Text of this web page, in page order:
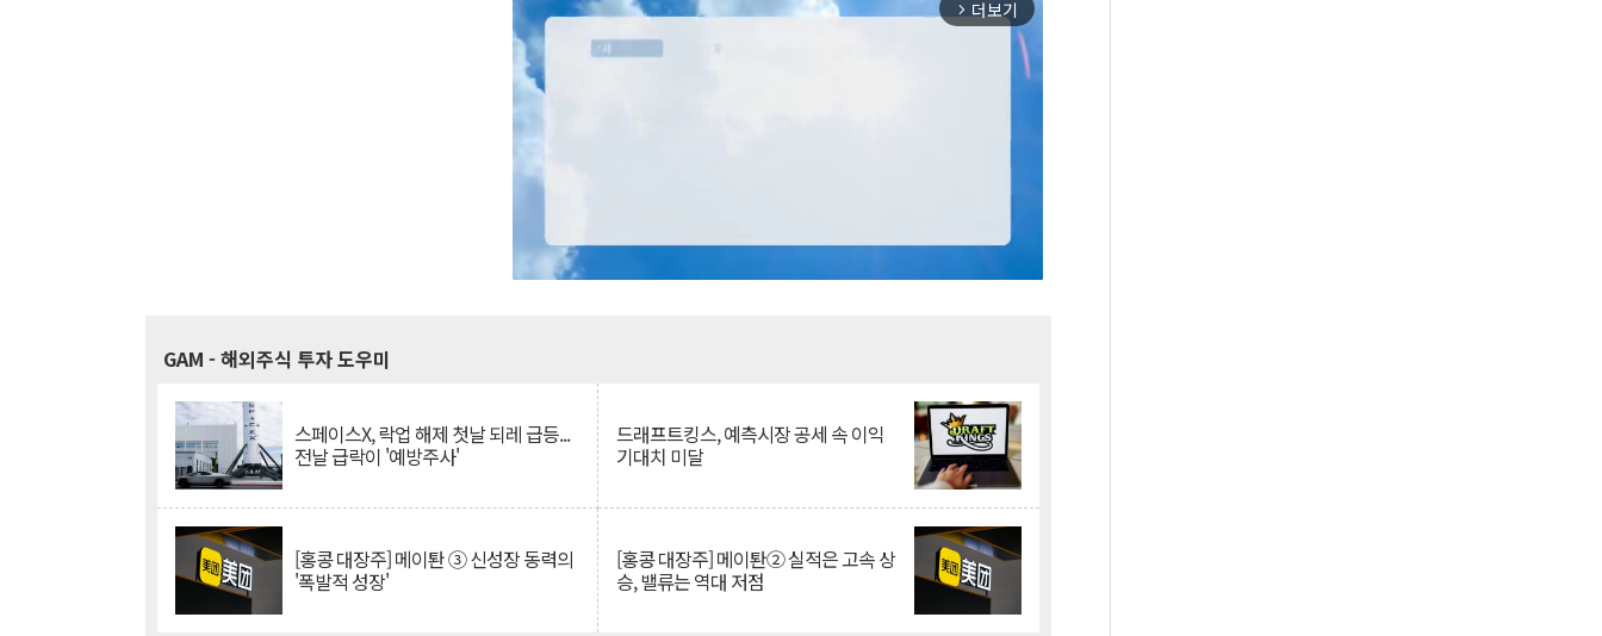
arrow_forward_ios 더보기
GAM - 해외주식 투자 도우미
스페이스X, 락업 해제 첫날 되레 급등...
전날 급락이 '예방주사'
드래프트킹스, 예측시장 공세 속 이익
기대치 미달
[홍콩 대장주] 메이퇀 ③ 신성장 동력의
'폭발적 성장'
[홍콩 대장주] 메이퇀② 실적은 고속 상
승, 밸류는 역대 저점